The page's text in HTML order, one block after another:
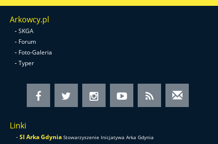
Arkowcy.pl
- SKGA
- Forum
- Foto-Galeria
- Typer
Linki
-SI Arka Gdynia Stowarzyszenie Inicjatywa Arka Gdynia